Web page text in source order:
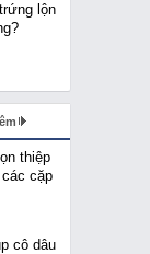
lộn
thiệp
cặp
cô dâu